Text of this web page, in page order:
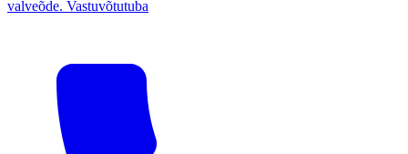
valveõde. Vastuvõtutuba